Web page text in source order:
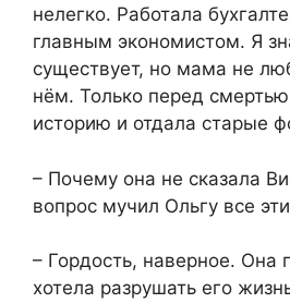
нелегко. Работала
главным экономистом. Я
существует, но мама не
нём. Только перед
историю и отдала старые
– Почему она не сказала
вопрос мучил Ольгу все
– Гордость, наверное. Она
хотела разрушать его